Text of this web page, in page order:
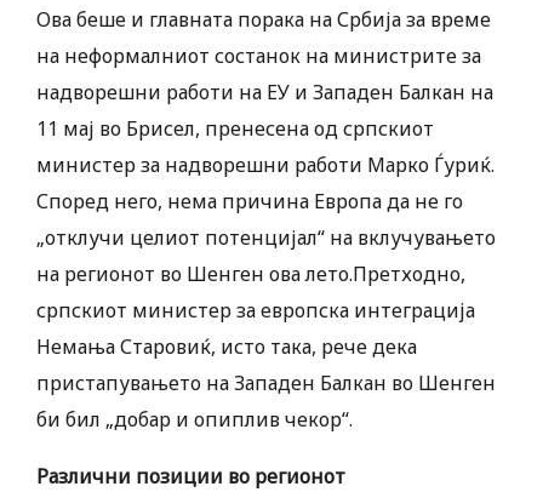
Ова беше и главната порака на Србија за време
на неформалниот состанок на министрите за
надворешни работи на ЕУ и Западен Балкан на
11 мај во Брисел, пренесена од српскиот
министер за надворешни работи Марко Ѓуриќ.
Според него, нема причина Европа да не го
„отклучи целиот потенцијал“ на вклучувањето
на регионот во Шенген ова лето.Претходно,
српскиот министер за европска интеграција
Немања Старовиќ, исто така, рече дека
пристапувањето на Западен Балкан во Шенген
би бил „добар и опиплив чекор“.
Различни позиции во регионот